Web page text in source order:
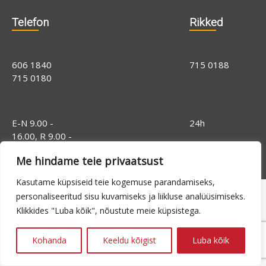
Me hindame teie privaatsust
Kasutame küpsiseid teie kogemuse parandamiseks,
personaliseeritud sisu kuvamiseks ja liikluse analüüsimiseks.
Klikkides "Luba kõik", nõustute meie küpsistega.
Kohanda Keeldu kõigist Luba kõik
Telefon Rikked
606 1840
715 0180
715 0188
E-N 9.00 -
16.00, R 9.00 -
24h